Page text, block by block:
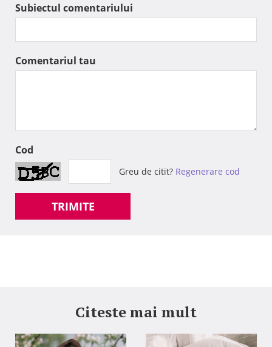
Subiectul comentariului
Comentariul tau
Cod
Greu de citit? Regenerare cod
TRIMITE
Citeste mai mult